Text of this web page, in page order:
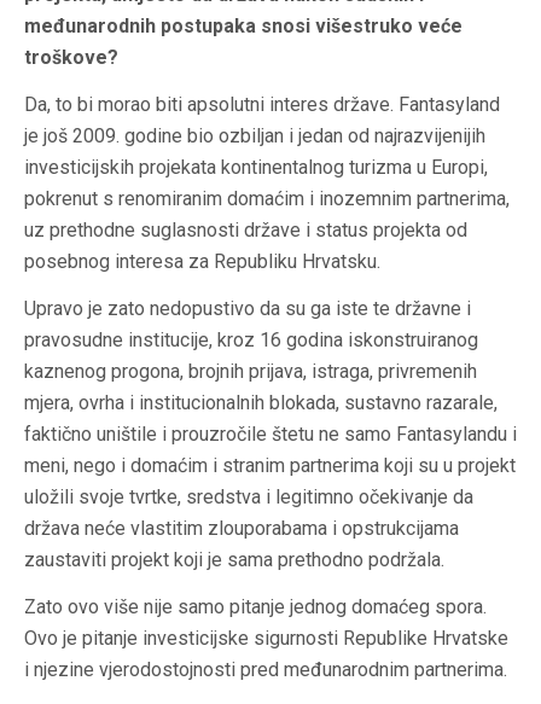
međunarodnih postupaka snosi višestruko veće
troškove?
Da, to bi morao biti apsolutni interes države. Fantasyland
je još 2009. godine bio ozbiljan i jedan od najrazvijenijih
investicijskih projekata kontinentalnog turizma u Europi,
pokrenut s renomiranim domaćim i inozemnim partnerima,
uz prethodne suglasnosti države i status projekta od
posebnog interesa za Republiku Hrvatsku.
Upravo je zato nedopustivo da su ga iste te državne i
pravosudne institucije, kroz 16 godina iskonstruiranog
kaznenog progona, brojnih prijava, istraga, privremenih
mjera, ovrha i institucionalnih blokada, sustavno razarale,
faktično uništile i prouzročile štetu ne samo Fantasylandu i
meni, nego i domaćim i stranim partnerima koji su u projekt
uložili svoje tvrtke, sredstva i legitimno očekivanje da
država neće vlastitim zlouporabama i opstrukcijama
zaustaviti projekt koji je sama prethodno podržala.
Zato ovo više nije samo pitanje jednog domaćeg spora.
Ovo je pitanje investicijske sigurnosti Republike Hrvatske
i njezine vjerodostojnosti pred međunarodnim partnerima.